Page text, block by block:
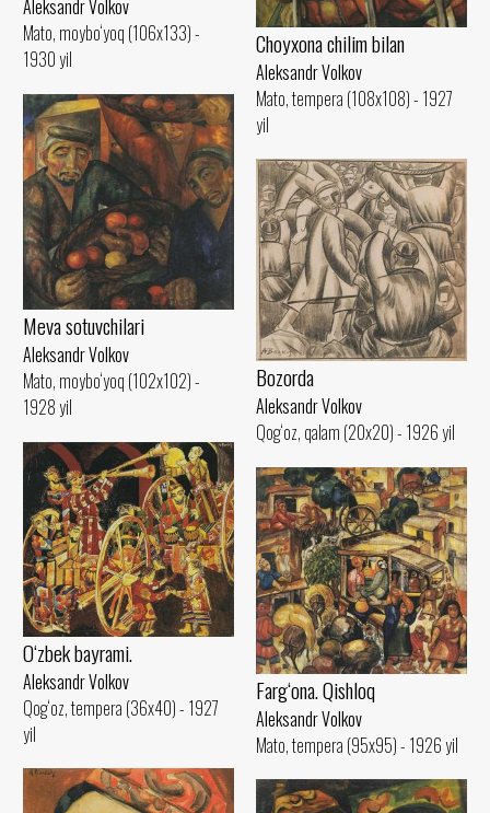
Aleksandr Volkov
Mato, moybo‘yoq (106x133) -
1930 yil
Choyxona chilim bilan
Aleksandr Volkov
Mato, tempera (108x108) - 1927
yil
Meva sotuvchilari
Aleksandr Volkov
Mato, moybo‘yoq (102x102) -
1928 yil
Bozorda
Aleksandr Volkov
Qog‘oz, qalam (20x20) - 1926 yil
O‘zbek bayrami.
Aleksandr Volkov
Qog‘oz, tempera (36x40) - 1927
yil
Farg‘ona. Qishloq
Aleksandr Volkov
Mato, tempera (95x95) - 1926 yil